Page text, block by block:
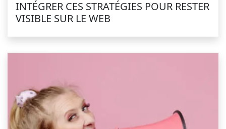
INTÉGRER CES STRATÉGIES POUR RESTER
VISIBLE SUR LE WEB